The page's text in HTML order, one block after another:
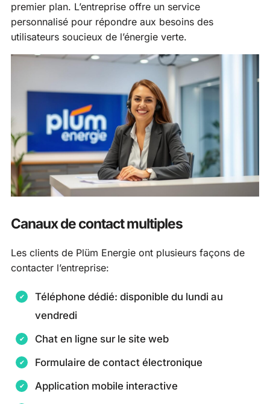
premier plan. L’entreprise offre un service
personnalisé pour répondre aux besoins des
utilisateurs soucieux de l’énergie verte.
Canaux de contact multiples
Les clients de Plüm Energie ont plusieurs façons de
contacter l’entreprise:
Téléphone dédié: disponible du lundi au
vendredi
Chat en ligne sur le site web
Formulaire de contact électronique
Application mobile interactive